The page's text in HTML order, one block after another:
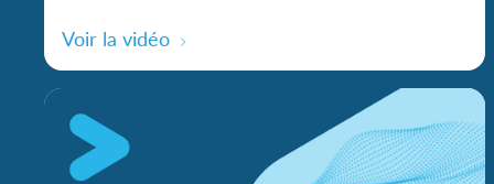
Voir la vidéo